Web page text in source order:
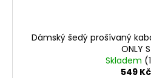
Dámský šedý prošívaný
ONLY S
Skladem
549 Kč